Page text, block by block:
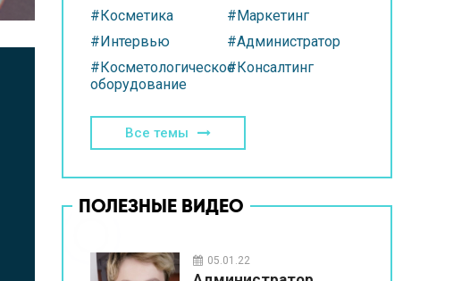
#Косметика
#Маркетинг
#Интервью
#Администратор
#Косметологическое
оборудование
#Консалтинг
Все темы
ПОЛЕЗНЫЕ ВИДЕО
05.01.22